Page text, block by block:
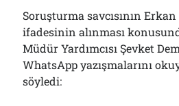
Soruşturma savcısının Erkan
ifadesinin alınması
Müdür Yardımcısı Şevket
WhatsApp yazışmalarını
söyledi: